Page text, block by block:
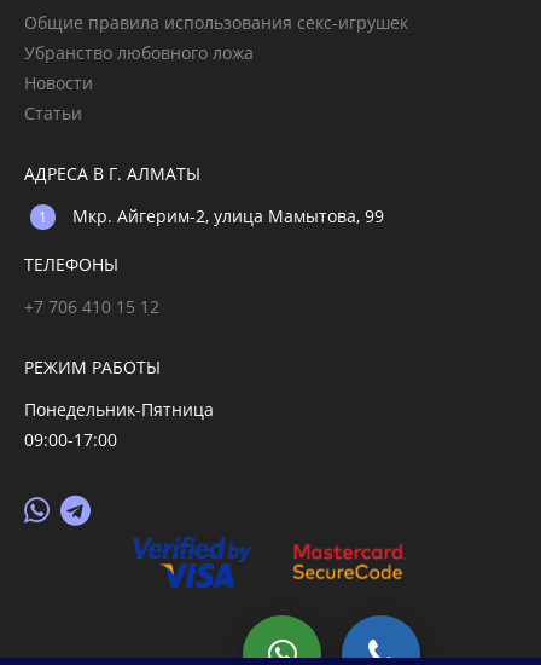
Общие правила использования секс-игрушек
Убранство любовного ложа
Новости
Статьи
АДРЕСА В Г. АЛМАТЫ
Мкр. Айгерим-2, улица Мамытова, 99
ТЕЛЕФОНЫ
+7 706 410 15 12
РЕЖИМ РАБОТЫ
Понедельник-Пятница
09:00-17:00